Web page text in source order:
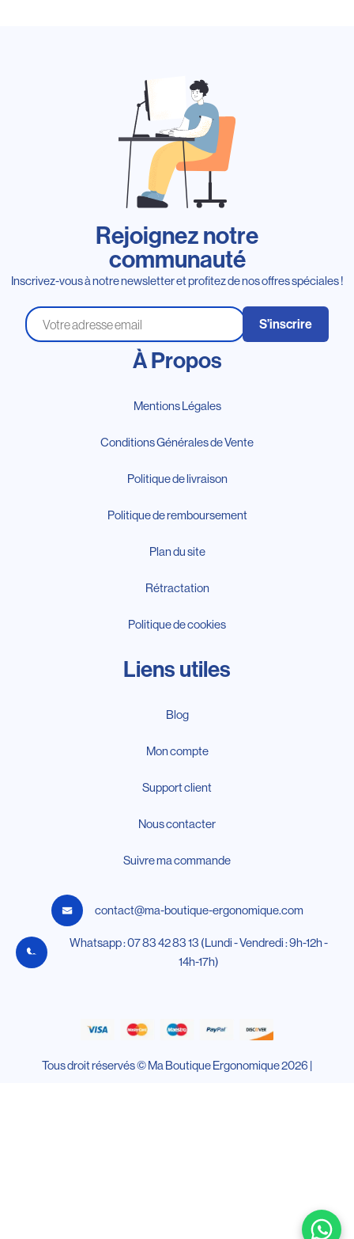
Rejoignez notre
communauté
Inscrivez-vous à notre newsletter et profitez de nos offres spéciales !
S’inscrire
À Propos
Mentions Légales
Conditions Générales de Vente
Politique de livraison
Politique de remboursement
Plan du site
Rétractation
Politique de cookies
Liens utiles
Blog
Mon compte
Support client
Nous contacter
Suivre ma commande
contact@ma-boutique-ergonomique.com
Whatsapp : 07 83 42 83 13 (Lundi - Vendredi : 9h-12h -
14h-17h)
Tous droit réservés © Ma Boutique Ergonomique 2026 |